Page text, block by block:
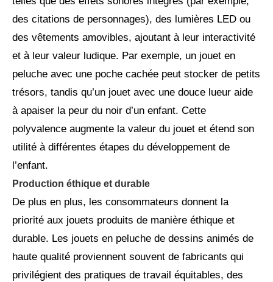
des citations de personnages), des lumières LED ou
des vêtements amovibles, ajoutant à leur interactivité
et à leur valeur ludique. Par exemple, un jouet en
peluche avec une poche cachée peut stocker de petits
trésors, tandis qu’un jouet avec une douce lueur aide
à apaiser la peur du noir d’un enfant. Cette
polyvalence augmente la valeur du jouet et étend son
utilité à différentes étapes du développement de
l’enfant.
Production éthique et durable
De plus en plus, les consommateurs donnent la
priorité aux jouets produits de manière éthique et
durable. Les jouets en peluche de dessins animés de
haute qualité proviennent souvent de fabricants qui
privilégient des pratiques de travail équitables, des